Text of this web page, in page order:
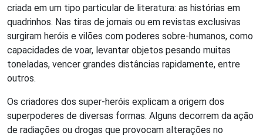
criada em um tipo particular de literatura: as histórias em
quadrinhos. Nas tiras de jornais ou em revistas exclusivas
surgiram heróis e vilões com poderes sobre-humanos, como
capacidades de voar, levantar objetos pesando muitas
toneladas, vencer grandes distâncias rapidamente, entre
outros.
Os criadores dos super-heróis explicam a origem dos
superpoderes de diversas formas. Alguns decorrem da ação
de radiações ou drogas que provocam alterações no